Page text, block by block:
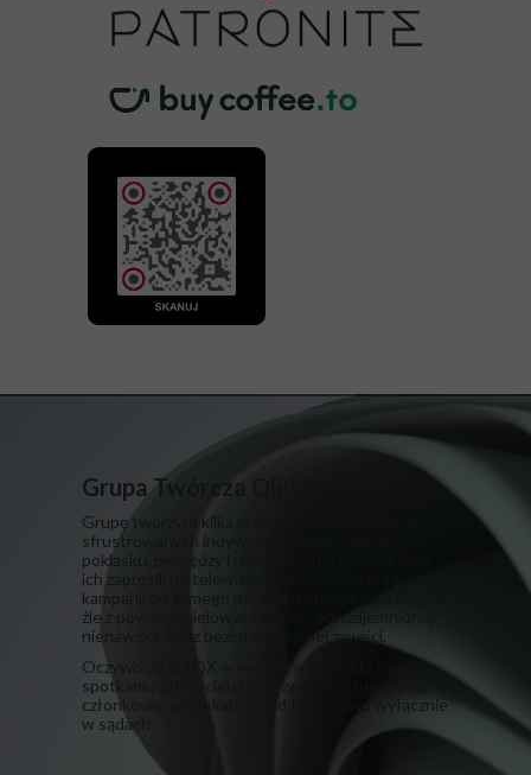
Grupa Twórcza Qlub Xsiążkowy
Grupę tworzyło kilka przypadkowo dobranych,
sfrustrowanych indywiduów, które zapragnęły
poklasku, pieniędzy i niezasłużonej sławy. I żeby
ich zaprosili do telewizora. Ich współpraca przy
kampanii od samego początku przebiegała bardzo
źle z powodu wielowektorowej, odwzajemnionej
nienawiści. Oraz bezinteresownej zawiści.
​Oczywiście GTQX w wyniku wielkiej kłótni na
spotkaniu założycielskim przestała istnieć, a jej
członkowie spotykają się od tego czasu wyłącznie
w sądach.